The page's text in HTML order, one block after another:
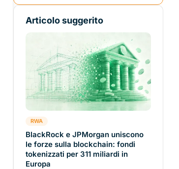
Articolo suggerito
RWA
BlackRock e JPMorgan uniscono
le forze sulla blockchain: fondi
tokenizzati per 311 miliardi in
Europa